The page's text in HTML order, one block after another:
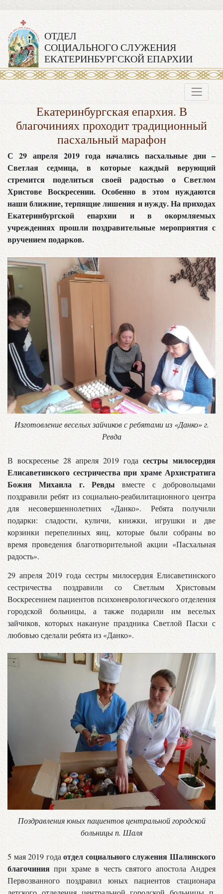
ОТДЕЛ
СОЦИАЛЬНОГО СЛУЖЕНИЯ
ЕКАТЕРИНБУРГСКОЙ ЕПАРХИИ
Екатеринбургская епархия. В
благочиниях проходит традиционный
пасхальный марафон
С 29 апреля 2019 года начались пасхальные дни –
Светлая седмица, в которые каждый верующий
стремится поделиться своей радостью о Светлом
Христове Воскресении. Особенно в этом нуждаются
наши ближние, терпящие лишения и нужду. На приходах
Екатеринбургской епархии и в окормляемых
учреждениях прошли поздравительные мероприятия с
вручением подарков.
Изготовление веселых зайчиков с ребятами из «Данко» г.
Ревда
В воскресенье 28 апреля 2019 года сестры милосердия
Елисаветинского сестричества при храме Архистратига
Божия Михаила г. Ревдывместе с добровольцами
поздравили ребят из социально-реабилитационного центра
для несовершеннолетних «Данко». Ребята получили
подарки: сладости, куличи, книжки, игрушки и две
корзинки перепелиных яиц, которые были собраны во
время проведения благотворительной акции «Пасхальная
радость».
29 апреля 2019 года сестры милосердия Елисаветинского
сестричества поздравили со Светлым Христовым
Воскресением пациентов психоневрологического отделения
городской больницы, а также подарили им веселых
зайчиков, которых накануне праздника Светлой Пасхи с
любовью сделали ребята из «Данко».
Поздравления юных пациентов центральной городской
больницы п. Шаля
5 мая 2019 годаотдел социального служения Шалинского
благочиния при храме в честь святого апостола Андрея
Первозванного поздравил юных пациентов стационара